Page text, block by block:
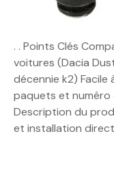
. . Points Clés
voitures (Dacia
décennie k2) Facile
paquets et numéro
Description du
et installation